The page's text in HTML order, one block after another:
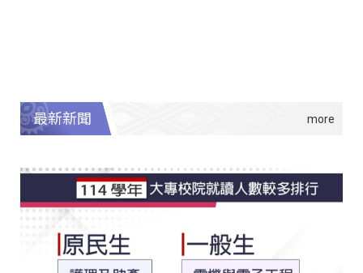
最新新聞